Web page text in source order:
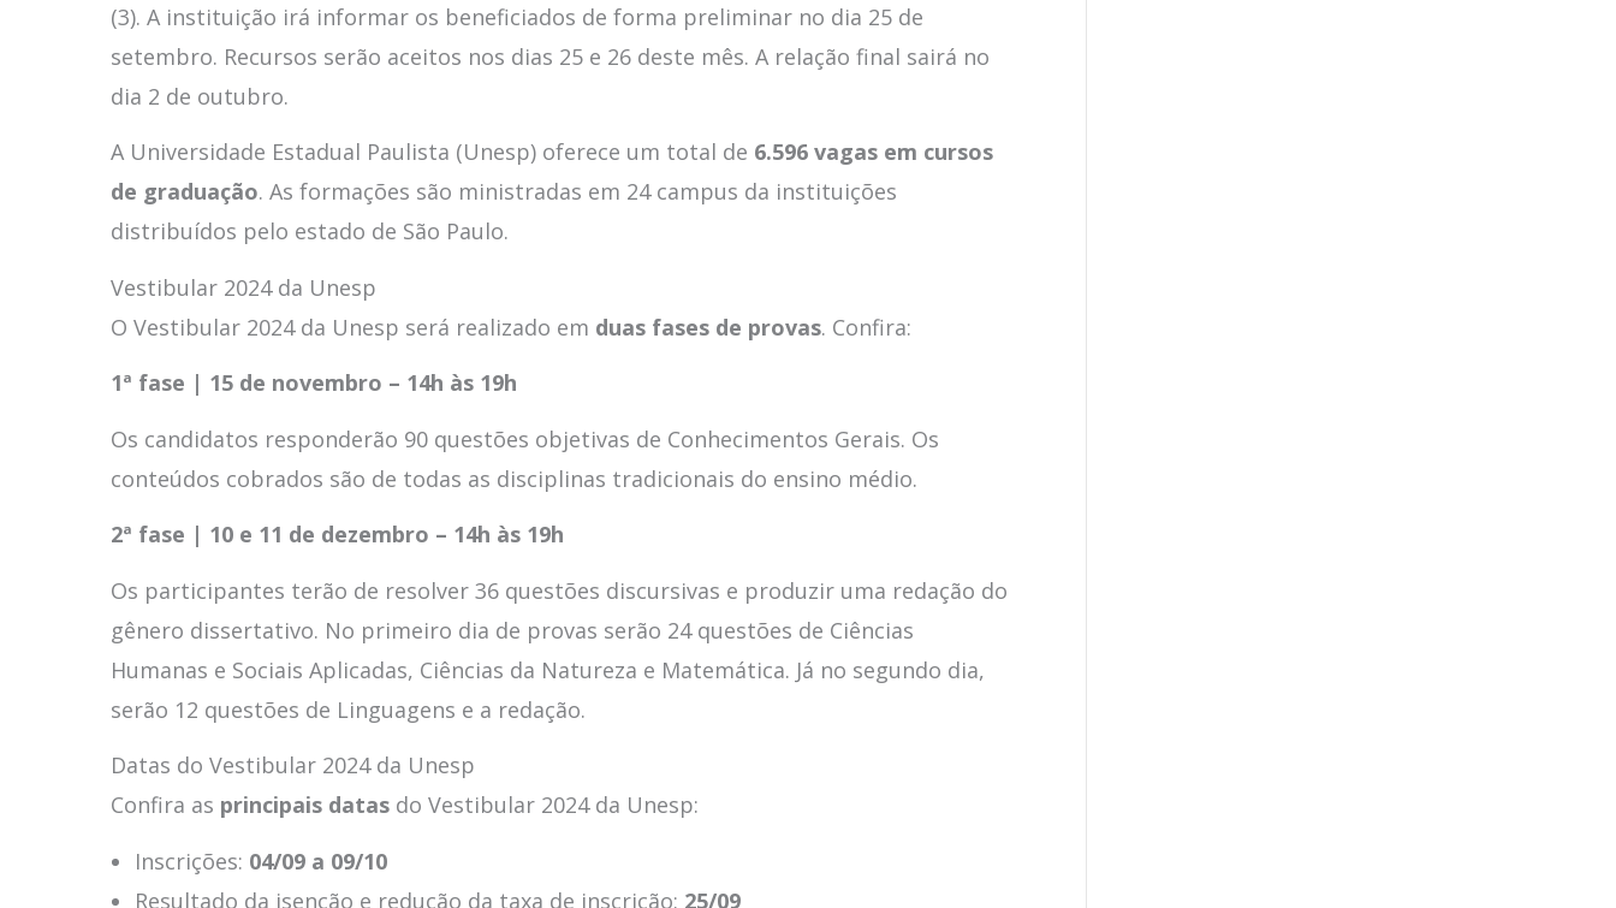
(3). A instituição irá informar os beneficiados de forma preliminar no dia 25 de
setembro. Recursos serão aceitos nos dias 25 e 26 deste mês. A relação final sairá no
dia 2 de outubro.
A Universidade Estadual Paulista (Unesp) oferece um total de 6.596 vagas em cursos
de graduação. As formações são ministradas em 24 campus da instituições
distribuídos pelo estado de São Paulo.
Vestibular 2024 da Unesp
O Vestibular 2024 da Unesp será realizado em duas fases de provas. Confira:
1ª fase | 15 de novembro – 14h às 19h
Os candidatos responderão 90 questões objetivas de Conhecimentos Gerais. Os
conteúdos cobrados são de todas as disciplinas tradicionais do ensino médio.
2ª fase | 10 e 11 de dezembro – 14h às 19h
Os participantes terão de resolver 36 questões discursivas e produzir uma redação do
gênero dissertativo. No primeiro dia de provas serão 24 questões de Ciências
Humanas e Sociais Aplicadas, Ciências da Natureza e Matemática. Já no segundo dia,
serão 12 questões de Linguagens e a redação.
Datas do Vestibular 2024 da Unesp
Confira as principais datas do Vestibular 2024 da Unesp:
Inscrições: 04/09 a 09/10
Resultado da isenção e redução da taxa de inscrição: 25/09